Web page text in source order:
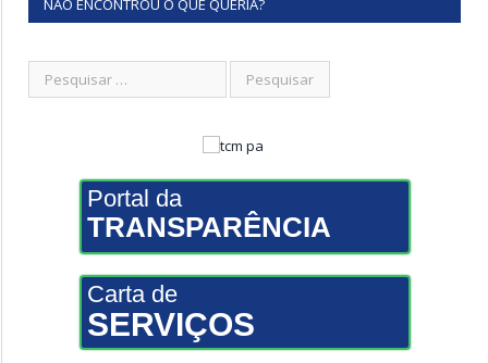
NÃO ENCONTROU O QUE QUERIA?
Portal da
TRANSPARÊNCIA
Carta de
SERVIÇOS